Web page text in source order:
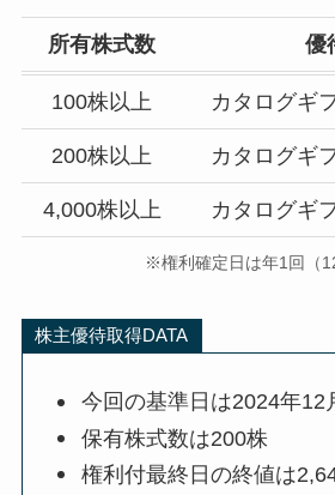
所有株式数 優
100株以上 カタログギ
200株以上 カタログギ
4,000株以上 カタログギ
※権利確定日は年1回（
株主優待取得DATA
今回の基準日は2024年12
保有株式数は200株
権利付最終日の終値は